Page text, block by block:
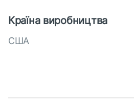
Країна виробництва
США